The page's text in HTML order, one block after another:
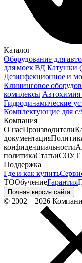
Каталог
Оборудование для
для моек ВД Катушки
Дезинфекционное и
Клининговое
комплексы Автохимия
Гидродинамические
Комплектующие для с/
Компания
О насПроизводители
документация
конфиденциальности
политикаСтатьиСОУТ
Поддержка
Где и как купить
ТООбучениеГарантия
Полная версия сайта
© 2002—2026